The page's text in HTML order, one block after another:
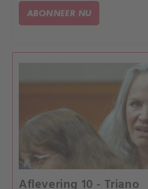
onopgelost.
ABONNEER NU
Aflevering 10 - Triano